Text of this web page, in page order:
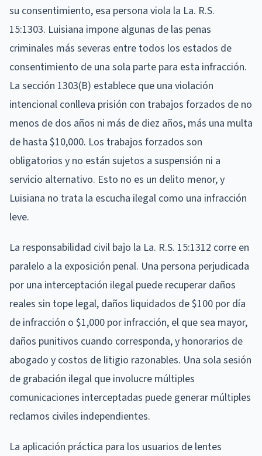
su consentimiento, esa persona viola la La. R.S.
15:1303. Luisiana impone algunas de las penas
criminales más severas entre todos los estados de
consentimiento de una sola parte para esta infracción.
La sección 1303(B) establece que una violación
intencional conlleva prisión con trabajos forzados de no
menos de dos años ni más de diez años, más una multa
de hasta $10,000. Los trabajos forzados son
obligatorios y no están sujetos a suspensión ni a
servicio alternativo. Esto no es un delito menor, y
Luisiana no trata la escucha ilegal como una infracción
leve.
La responsabilidad civil bajo la La. R.S. 15:1312 corre en
paralelo a la exposición penal. Una persona perjudicada
por una interceptación ilegal puede recuperar daños
reales sin tope legal, daños liquidados de $100 por día
de infracción o $1,000 por infracción, el que sea mayor,
daños punitivos cuando corresponda, y honorarios de
abogado y costos de litigio razonables. Una sola sesión
de grabación ilegal que involucre múltiples
comunicaciones interceptadas puede generar múltiples
reclamos civiles independientes.
La aplicación práctica para los usuarios de lentes